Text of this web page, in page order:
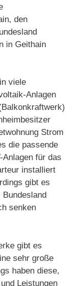
den
in Geithain
viele
Anlagen
Strom
die passende
für das
installiert
gibt es
Bundesland
senken
gibt es
sehr große
haben diese,
Leistungen